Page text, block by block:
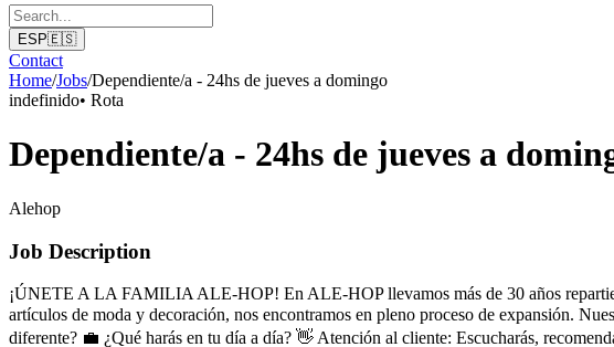
ESP🇪🇸
Contact
Home/Jobs/Dependiente/a - 24hs de jueves a domingo
indefinido• Rota
Dependiente/a - 24hs de jueves a
Alehop
Job Description
¡ÚNETE A LA FAMILIA ALE-HOP! En ALE-HOP llevamos más de 30 años
artículos de moda y decoración, nos encontramos en pleno proceso de expansión.
diferente? 💼 ¿Qué harás en tu día a día? 👋 Atención al cliente: Escucharás,